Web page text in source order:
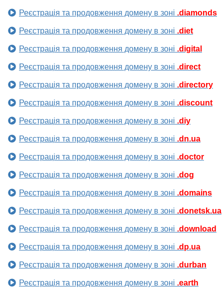
Реєстрація та продовження домену в зоні .diamonds
Реєстрація та продовження домену в зоні .diet
Реєстрація та продовження домену в зоні .digital
Реєстрація та продовження домену в зоні .direct
Реєстрація та продовження домену в зоні .directory
Реєстрація та продовження домену в зоні .discount
Реєстрація та продовження домену в зоні .diy
Реєстрація та продовження домену в зоні .dn.ua
Реєстрація та продовження домену в зоні .doctor
Реєстрація та продовження домену в зоні .dog
Реєстрація та продовження домену в зоні .domains
Реєстрація та продовження домену в зоні .donetsk.ua
Реєстрація та продовження домену в зоні .download
Реєстрація та продовження домену в зоні .dp.ua
Реєстрація та продовження домену в зоні .durban
Реєстрація та продовження домену в зоні .earth